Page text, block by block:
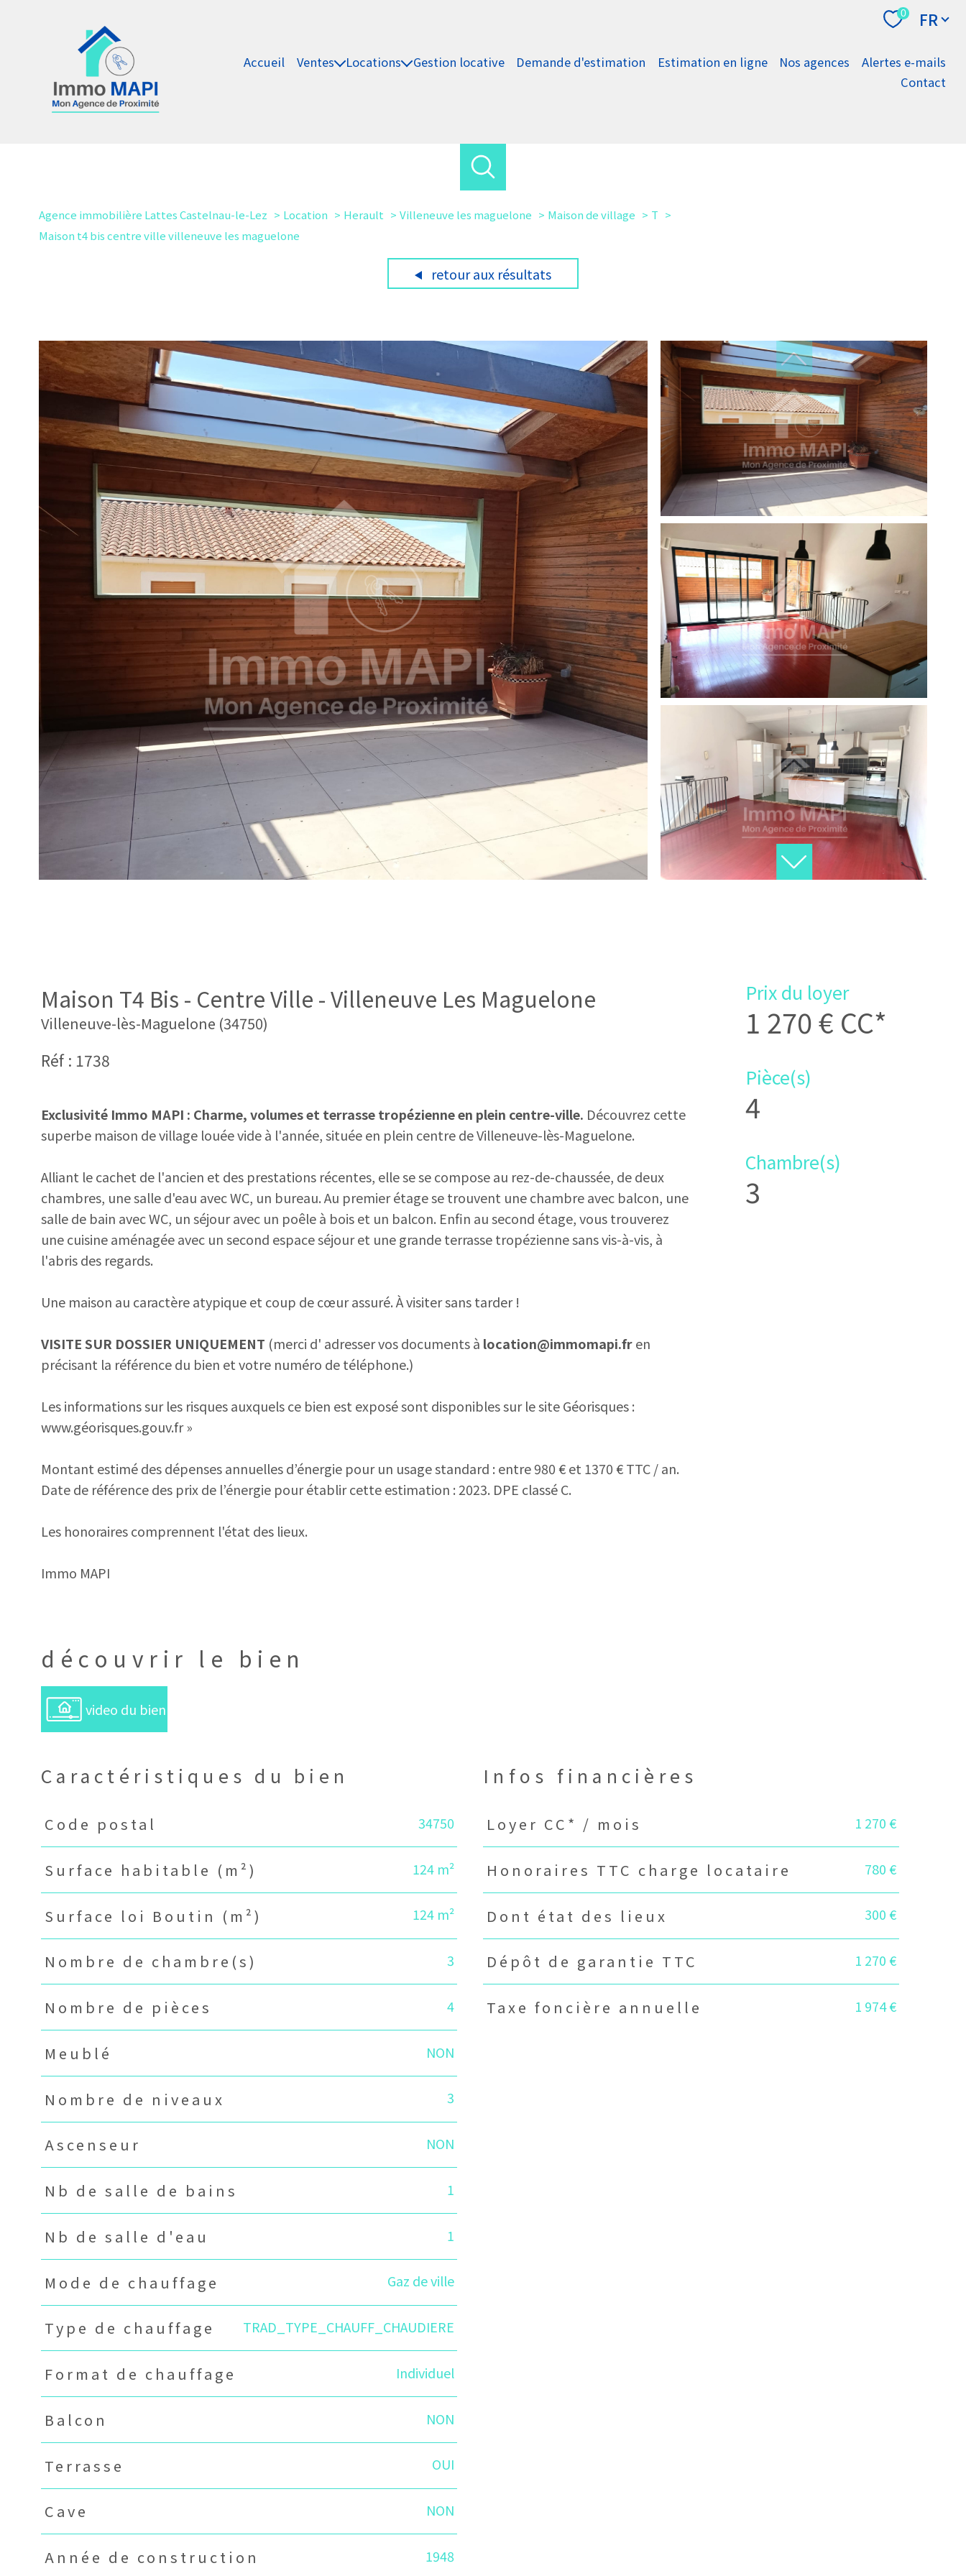
0 FR
Accueil Ventes Locations Gestion locative Demande d'estimation Estimation en ligne Nos agences
Alertes e-mails
Contact
Agence immobilière Lattes Castelnau-le-Lez Location Herault Villeneuve les maguelone Maison de village
T
Maison t4 bis centre ville villeneuve les maguelone
retour aux résultats
Maison T4 Bis - Centre Ville - Villeneuve Les Maguelone
Villeneuve-lès-Maguelone (34750)
Réf : 1738
Exclusivité Immo MAPI : Charme, volumes et terrasse tropézienne en plein centre-ville. Découvrez cette
superbe maison de village louée vide à l'année, située en plein centre de Villeneuve-lès-Maguelone.
Alliant le cachet de l'ancien et des prestations récentes, elle se se compose au rez-de-chaussée, de deux
chambres, une salle d'eau avec WC, un bureau. Au premier étage se trouvent une chambre avec balcon, une
salle de bain avec WC, un séjour avec un poêle à bois et un balcon. Enfin au second étage, vous trouverez
une cuisine aménagée avec un second espace séjour et une grande terrasse tropézienne sans vis-à-vis, à
l'abris des regards.
Une maison au caractère atypique et coup de cœur assuré. À visiter sans tarder !
VISITE SUR DOSSIER UNIQUEMENT (merci d' adresser vos documents à location@immomapi.fren
précisant la référence du bien et votre numéro de téléphone.)
Les informations sur les risques auxquels ce bien est exposé sont disponibles sur le site Géorisques :
www.géorisques.gouv.fr »
Montant estimé des dépenses annuelles d’énergie pour un usage standard : entre 980 € et 1370 € TTC / an.
Date de référence des prix de l’énergie pour établir cette estimation : 2023. DPE classé C.
Les honoraires comprennent l'état des lieux.
Immo MAPI
découvrir le bien
video du bien
Prix du loyer
1 270 € CC*
Pièce(s)
4
Chambre(s)
3
Caractéristiques du bien
Caractéristiques Valeurs
Code postal 34750
Surface habitable (m²) 124 m²
Surface loi Boutin (m²) 124 m²
Nombre de chambre(s) 3
Nombre de pièces 4
Meublé NON
Nombre de niveaux 3
Ascenseur NON
Nb de salle de bains 1
Nb de salle d'eau 1
Mode de chauffage Gaz de ville
Type de chauffage TRAD_TYPE_CHAUFF_CHAUDIERE
Format de chauffage Individuel
Balcon NON
Terrasse OUI
Cave NON
Année de construction 1948
Infos financières
Caractéristiques Valeurs
Loyer CC* / mois 1 270 €
Honoraires TTC charge locataire 780 €
Dont état des lieux 300 €
Dépôt de garantie TTC 1 270 €
Taxe foncière annuelle 1 974 €